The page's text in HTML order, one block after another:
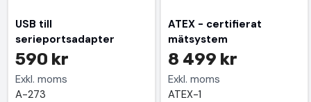
USB till
serieportsadapter
590 kr
Exkl. moms
A-273
ATEX - certifierat
mätsystem
8 499 kr
Exkl. moms
ATEX-1